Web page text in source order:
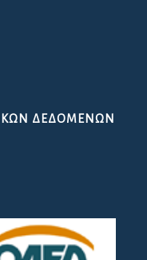
ΔΕΔΟΜΕΝΩΝ